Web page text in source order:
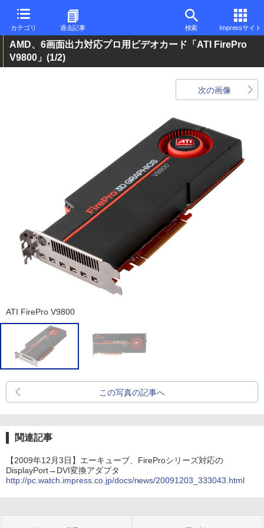
カテゴリ 過去記事 検索 Impressサイト
AMD、6画面出力対応プロ用ビデオカード「ATI FirePro
V9800」 (1/2)
次の画像
ATI FirePro V9800
この写真の記事へ
関連記事
【2009年12月3日】エーキューブ、FireProシリーズ対応の
DisplayPort→DVI変換アダプタ
http://pc.watch.impress.co.jp/docs/news/20091203_333043.html